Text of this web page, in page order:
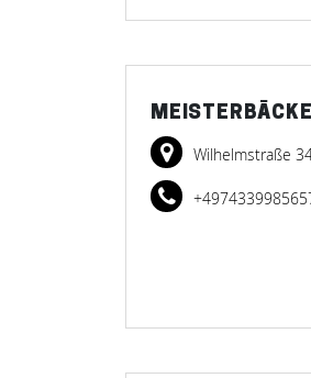
Wilhelmstraße